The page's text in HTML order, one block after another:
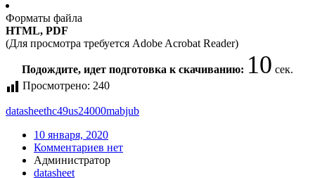
Форматы файла
HTML, PDF
(Для просмотра требуется Adobe Acrobat Reader)
Подождите, идет подготовка к скачиванию: 10 сек.
Просмотрено: 240
datasheethc49us24000mabjub
10 января, 2020
Комментариев нет
Администратор
datasheet